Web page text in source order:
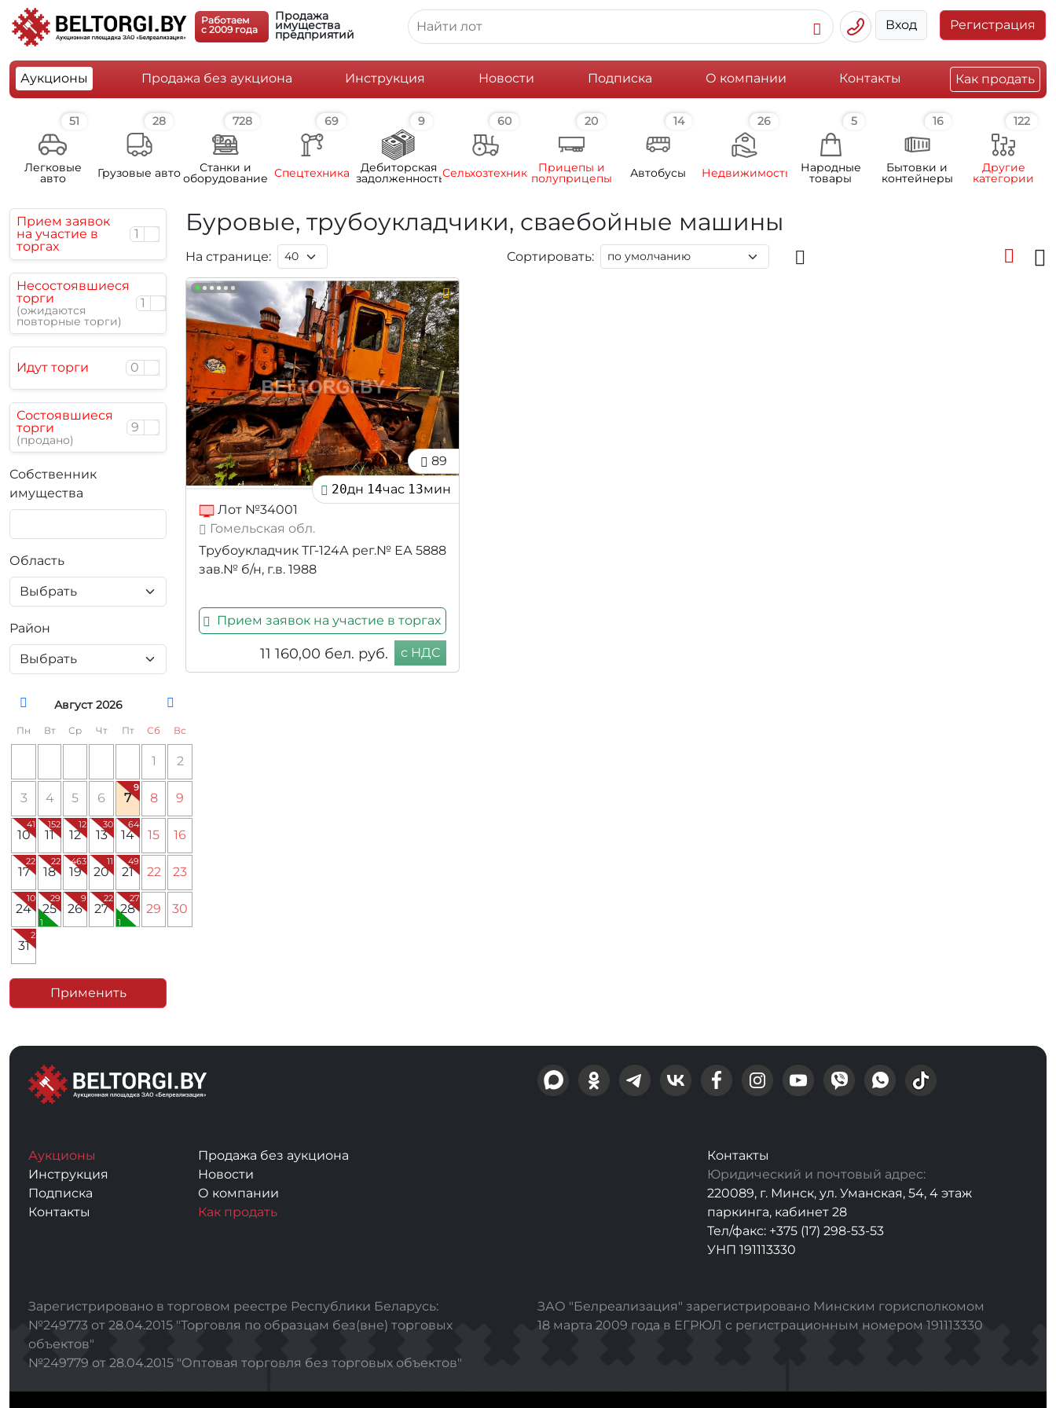
Работаем
c 2009 года
Продажа
имущества
предприятий
Вход Регистрация
Аукционы Продажа без аукциона Инструкция Новости Подписка О компании Контакты Как продать
51
Легковые
авто
28
Грузовые авто
728
Станки и
оборудование
69
Спецтехника
9
Дебиторская
задолженность
60
Сельхозтехника
20
Прицепы и
полуприцепы
14
Автобусы
26
Недвижимость
5
Народные
товары
16
Бытовки и
контейнеры
122
Другие
категории
Прием заявок
на участие в
торгах
1
Несостоявшиеся
торги
(ожидаются
повторные торги)
1
Идут торги 0
Состоявшиеся
торги
(продано)
9
Собственник
имущества
Область
Район
Август 2026
Пн Вт Ср Чт Пт Сб Вс
1 2
3 4 5 6
9
7 8 9
41
10
152
11
12
12
30
13
64
14 15 16
22
17
22
18
463
19
11
20
49
21 22 23
10
24
1
29
25
9
26
22
27
1
27
28 29 30
2
31
Применить
Буровые, трубоукладчики, сваебойные машины
На странице: Сортировать:
89
20дн 14час 13мин
Лот №34001
Гомельская обл.
Трубоукладчик ТГ-124А рег.№ ЕА 5888
зав.№ б/н, г.в. 1988
Прием заявок на участие в торгах
11 160,00 бел. руб. с НДС
Аукционы
Продажа без аукциона
Инструкция
Новости
Подписка
О компании
Контакты
Как продать
Контакты
Юридический и почтовый адрес:
220089, г. Минск, ул. Уманская, 54, 4 этаж
паркинга, кабинет 28
Тел/факс: +375 (17) 298-53-53
УНП 191113330
Зарегистрировано в торговом реестре Республики Беларусь:
№249773 от 28.04.2015 "Торговля по образцам без(вне) торговых
объектов"
№249779 от 28.04.2015 "Оптовая торговля без торговых объектов"
ЗАО "Белреализация" зарегистрировано Минским горисполкомом
18 марта 2009 года в ЕГРЮЛ с регистрационным номером 191113330